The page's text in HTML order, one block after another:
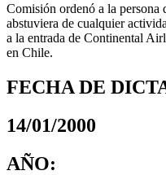
Comisión ordenó a la persona
abstuviera de cualquier
a la entrada de Continental
en Chile.
FECHA DE
14/01/2000
AÑO: